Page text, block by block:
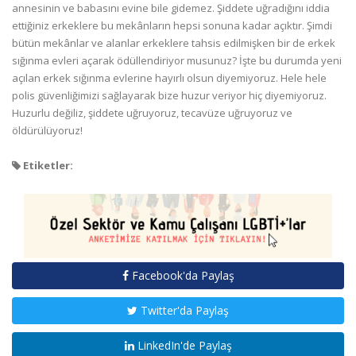
annesinin ve babasını evine bile gidemez. Şiddete uğradığını iddia
ettiğiniz erkeklere bu mekânların hepsi sonuna kadar açıktır. Şimdi
bütün mekânlar ve alanlar erkeklere tahsis edilmişken bir de erkek
sığınma evleri açarak ödüllendiriyor musunuz? İşte bu durumda yeni
açılan erkek sığınma evlerine hayırlı olsun diyemiyoruz. Hele hele
polis güvenliğimizi sağlayarak bize huzur veriyor hiç diyemiyoruz.
Huzurlu değiliz, şiddete uğruyoruz, tecavüze uğruyoruz ve
öldürülüyoruz!
Etiketler:
Facebook'da Paylaş
Twitter'da Paylaş
LinkedIn'de Paylaş